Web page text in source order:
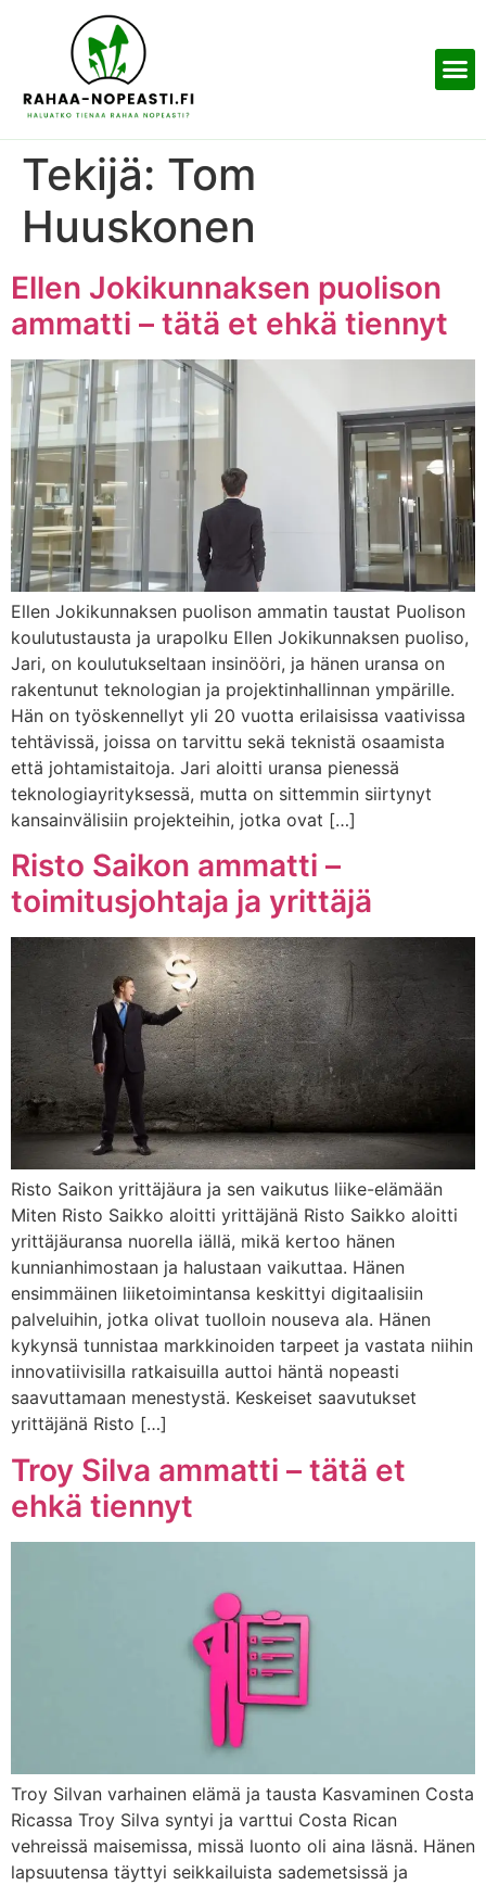
Tekijä: Tom
Huuskonen
Ellen Jokikunnaksen puolison
ammatti – tätä et ehkä tiennyt
Ellen Jokikunnaksen puolison ammatin taustat Puolison
koulutustausta ja urapolku Ellen Jokikunnaksen puoliso,
Jari, on koulutukseltaan insinööri, ja hänen uransa on
rakentunut teknologian ja projektinhallinnan ympärille.
Hän on työskennellyt yli 20 vuotta erilaisissa vaativissa
tehtävissä, joissa on tarvittu sekä teknistä osaamista
että johtamistaitoja. Jari aloitti uransa pienessä
teknologiayrityksessä, mutta on sittemmin siirtynyt
kansainvälisiin projekteihin, jotka ovat […]
Risto Saikon ammatti –
toimitusjohtaja ja yrittäjä
Risto Saikon yrittäjäura ja sen vaikutus liike-elämään
Miten Risto Saikko aloitti yrittäjänä Risto Saikko aloitti
yrittäjäuransa nuorella iällä, mikä kertoo hänen
kunnianhimostaan ja halustaan vaikuttaa. Hänen
ensimmäinen liiketoimintansa keskittyi digitaalisiin
palveluihin, jotka olivat tuolloin nouseva ala. Hänen
kykynsä tunnistaa markkinoiden tarpeet ja vastata niihin
innovatiivisilla ratkaisuilla auttoi häntä nopeasti
saavuttamaan menestystä. Keskeiset saavutukset
yrittäjänä Risto […]
Troy Silva ammatti – tätä et
ehkä tiennyt
Troy Silvan varhainen elämä ja tausta Kasvaminen Costa
Ricassa Troy Silva syntyi ja varttui Costa Rican
vehreissä maisemissa, missä luonto oli aina läsnä. Hänen
lapsuutensa täyttyi seikkailuista sademetsissä ja